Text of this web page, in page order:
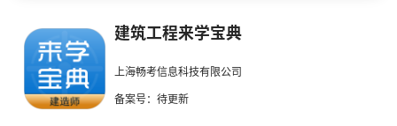
建筑工程来学宝典
上海畅考信息科技有限公司
备案号：待更新